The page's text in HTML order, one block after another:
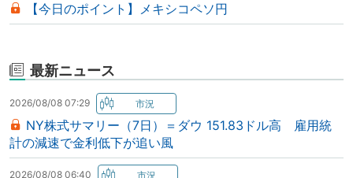
【今日のポイント】メキシコペソ円
最新ニュース
2026/08/08 07:29
NY株式サマリー（7日）＝ダウ 151.83ドル高 雇用統
計の減速で金利低下が追い風
2026/08/08 06:40